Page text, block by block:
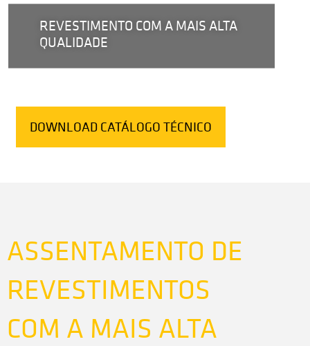
REVESTIMENTO COM A MAIS ALTA
QUALIDADE
DOWNLOAD CATÁLOGO TÉCNICO
ASSENTAMENTO DE
REVESTIMENTOS
COM A MAIS ALTA